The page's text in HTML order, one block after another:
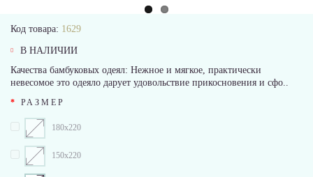
Код товара: 1629
В НАЛИЧИИ
Качества бамбуковых одеял: Нежное и мягкое, практически
невесомое это одеяло дарует удовольствие прикосновения и сфо..
РАЗМЕР
180х220
150х220